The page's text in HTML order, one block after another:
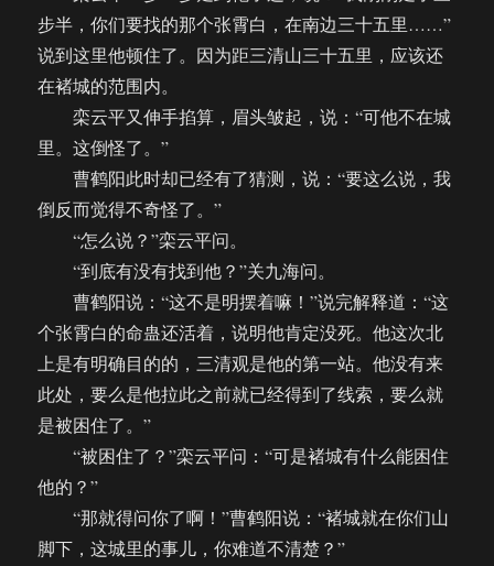
步半，你们要找的那个张霄白，在南边三十五里……”
说到这里他顿住了。因为距三清山三十五里，应该还
在褚城的范围内。
栾云平又伸手掐算，眉头皱起，说：“可他不在城
里。这倒怪了。”
曹鹤阳此时却已经有了猜测，说：“要这么说，我
倒反而觉得不奇怪了。”
“怎么说？”栾云平问。
“到底有没有找到他？”关九海问。
曹鹤阳说：“这不是明摆着嘛！”说完解释道：“这
个张霄白的命蛊还活着，说明他肯定没死。他这次北
上是有明确目的的，三清观是他的第一站。他没有来
此处，要么是他拉此之前就已经得到了线索，要么就
是被困住了。”
“被困住了？”栾云平问：“可是褚城有什么能困住
他的？”
“那就得问你了啊！”曹鹤阳说：“褚城就在你们山
脚下，这城里的事儿，你难道不清楚？”